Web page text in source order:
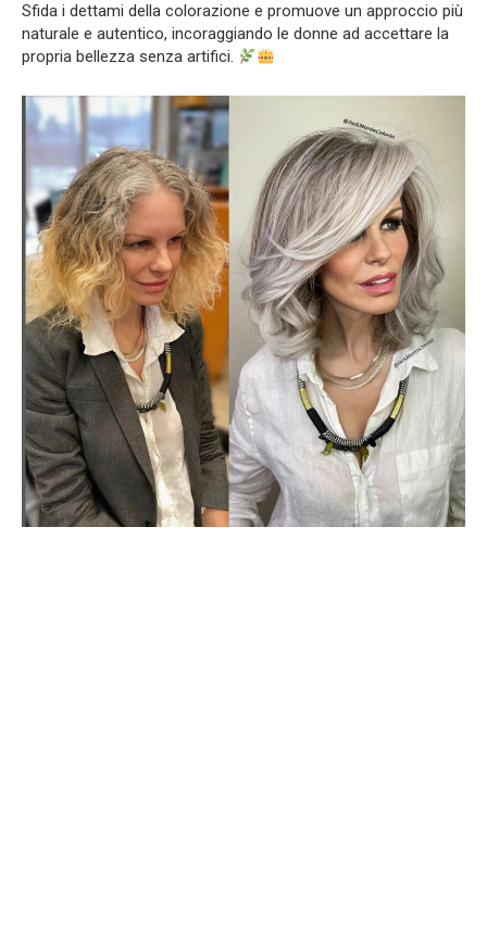
Sfida i dettami della colorazione e promuove un approccio più
naturale e autentico, incoraggiando le donne ad accettare la
propria bellezza senza artifici.